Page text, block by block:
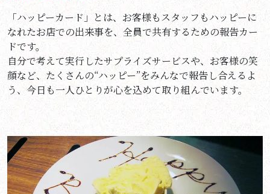
「ハッピーカード」とは、お客様もスタッフもハッピーに
なれたお店での出来事を、全員で共有するための報告カー
ドです。
自分で考えて実行したサプライズサービスや、お客様の笑
顔など、たくさんの“ハッピー”をみんなで報告し合えるよ
う、今日も一人ひとりが心を込めて取り組んでいます。